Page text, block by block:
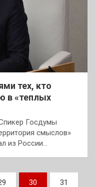
тех, кто
в «теплых
Госдумы
смыслов»
из России…
30 31